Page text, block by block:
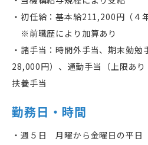
・初任給：基本給211,200円（４
※前職歴により加算あり
・諸手当：時間外手当、期末勤勉
28,000円）、通勤手当（上限あり
扶養手当
勤務日・時間
・週５日 月曜から金曜日の平日